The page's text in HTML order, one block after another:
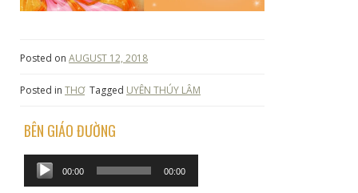
Posted on AUGUST 12, 2018
Posted in THƠ Tagged UYÊN THÚY LÂM
BÊN GIÁO ĐƯỜNG
Audio
Player
00:00 00:00